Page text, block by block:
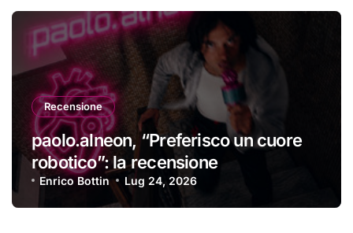
Recensione
paolo.alneon, “Preferisco un cuore
robotico”: la recensione
Enrico Bottin Lug 24, 2026